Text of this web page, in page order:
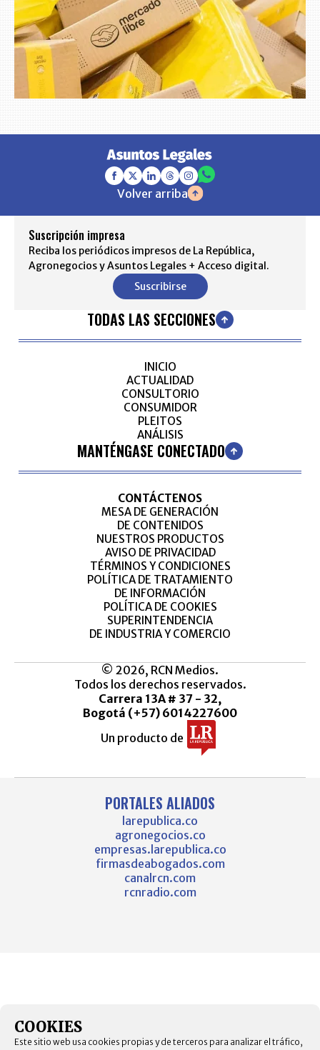
Volver arriba
Suscripción impresa
Reciba los periódicos impresos de La República,
Agronegocios y Asuntos Legales + Acceso digital.
Suscribirse
TODAS LAS SECCIONES
INICIO
ACTUALIDAD
CONSULTORIO
CONSUMIDOR
PLEITOS
ANÁLISIS
MANTÉNGASE CONECTADO
CONTÁCTENOS
MESA DE GENERACIÓN
DE CONTENIDOS
NUESTROS PRODUCTOS
AVISO DE PRIVACIDAD
TÉRMINOS Y CONDICIONES
POLÍTICA DE TRATAMIENTO
DE INFORMACIÓN
POLÍTICA DE COOKIES
SUPERINTENDENCIA
DE INDUSTRIA Y COMERCIO
© 2026, RCN Medios.
Todos los derechos reservados.
Carrera 13A # 37 - 32,
Bogotá (+57) 6014227600
Un producto de
PORTALES ALIADOS
larepublica.co
agronegocios.co
empresas.larepublica.co
firmasdeabogados.com
canalrcn.com
rcnradio.com
COOKIES
Este sitio web usa cookies propias y de terceros para analizar el tráfico,